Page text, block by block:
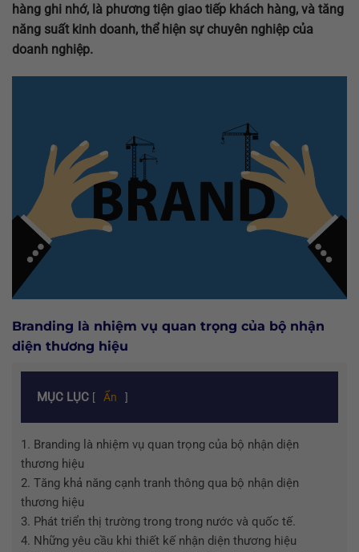
hàng ghi nhớ, là phương tiện giao tiếp khách hàng, và tăng
năng suất kinh doanh, thể hiện sự chuyên nghiệp của
doanh nghiệp.
Branding là nhiệm vụ quan trọng của bộ nhận
diện thương hiệu
MỤC LỤC [ Ẩn ]
1. Branding là nhiệm vụ quan trọng của bộ nhận diện
thương hiệu
2. Tăng khả năng cạnh tranh thông qua bộ nhận diện
thương hiệu
3. Phát triển thị trường trong trong nước và quốc tế.
4. Những yêu cầu khi thiết kế nhận diện thương hiệu